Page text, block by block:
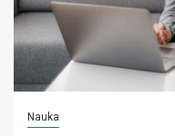
Nauka